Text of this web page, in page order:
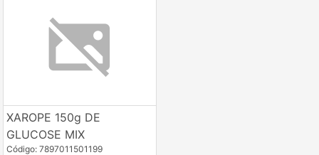
XAROPE 150g DE
GLUCOSE MIX
Código: 7897011501199